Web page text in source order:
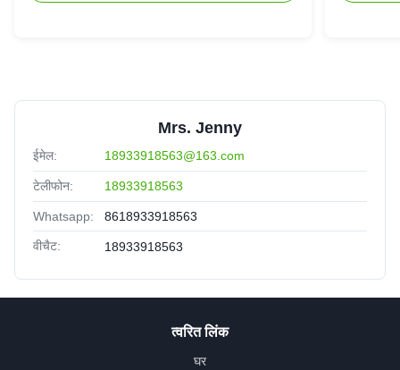
Mrs. Jenny
ईमेल: 18933918563@163.com
टेलीफोन: 18933918563
Whatsapp: 8618933918563
वीचैट: 18933918563
त्वरित लिंक
घर